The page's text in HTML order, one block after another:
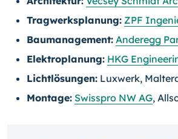
Tragwerksplanung: ZPF
Baumanagement: Anderegg
Elektroplanung: HKG
Lichtlösungen: Luxwerk,
Montage: Swisspro NW AG,